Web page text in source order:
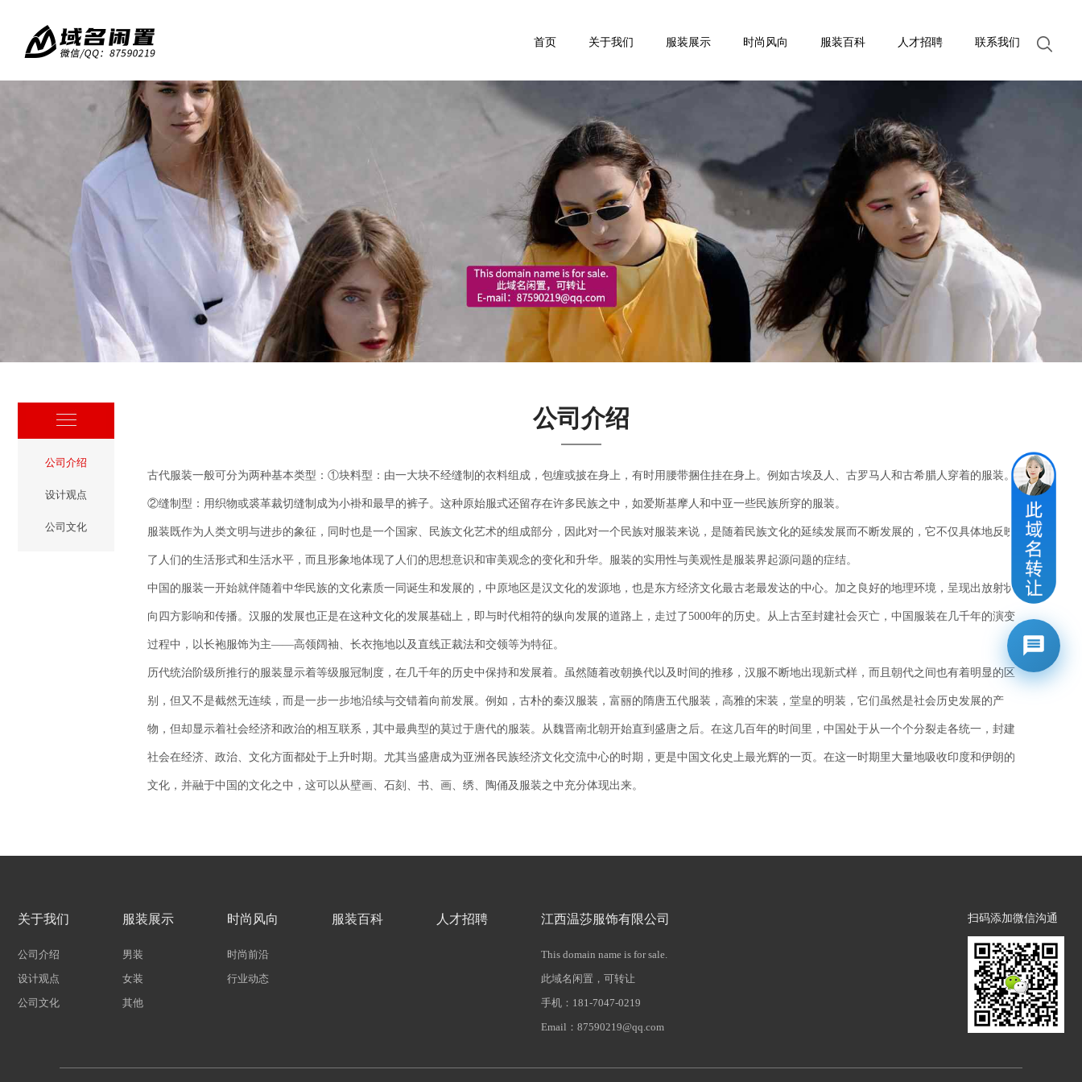
首页 关于我们 服装展示 时尚风向 服装百科 人才招聘 联系我们
公司介绍
设计观点
公司文化
公司介绍
古代服装一般可分为两种基本类型：①块料型：由一大块不经缝制的衣料组成，包缠或披在身上，有时用腰带捆住挂在身上。例如古埃及人、古罗马人和古希腊人穿着的服装。
②缝制型：用织物或裘革裁切缝制成为小褂和最早的裤子。这种原始服式还留存在许多民族之中，如爱斯基摩人和中亚一些民族所穿的服装。
服装既作为人类文明与进步的象征，同时也是一个国家、民族文化艺术的组成部分，因此对一个民族对服装来说，是随着民族文化的延续发展而不断发展的，它不仅具体地反映
了人们的生活形式和生活水平，而且形象地体现了人们的思想意识和审美观念的变化和升华。服装的实用性与美观性是服装界起源问题的症结。
中国的服装一开始就伴随着中华民族的文化素质一同诞生和发展的，中原地区是汉文化的发源地，也是东方经济文化最古老最发达的中心。加之良好的地理环境，呈现出放射状
向四方影响和传播。汉服的发展也正是在这种文化的发展基础上，即与时代相符的纵向发展的道路上，走过了5000年的历史。从上古至封建社会灭亡，中国服装在几千年的演变
过程中，以长袍服饰为主——高领阔袖、长衣拖地以及直线正裁法和交领等为特征。
历代统治阶级所推行的服装显示着等级服冠制度，在几千年的历史中保持和发展着。虽然随着改朝换代以及时间的推移，汉服不断地出现新式样，而且朝代之间也有着明显的区
别，但又不是截然无连续，而是一步一步地沿续与交错着向前发展。例如，古朴的秦汉服装，富丽的隋唐五代服装，高雅的宋装，堂皇的明装，它们虽然是社会历史发展的产
物，但却显示着社会经济和政治的相互联系，其中最典型的莫过于唐代的服装。从魏晋南北朝开始直到盛唐之后。在这几百年的时间里，中国处于从一个个分裂走各统一，封建
社会在经济、政治、文化方面都处于上升时期。尤其当盛唐成为亚洲各民族经济文化交流中心的时期，更是中国文化史上最光辉的一页。在这一时期里大量地吸收印度和伊朗的
文化，并融于中国的文化之中，这可以从壁画、石刻、书、画、绣、陶俑及服装之中充分体现出来。
关于我们
公司介绍
设计观点
公司文化
服装展示
男装
女装
其他
时尚风向
时尚前沿
行业动态
服装百科 人才招聘 江西温莎服饰有限公司
This domain name is for sale.
此域名闲置，可转让
手机：181-7047-0219
Email：87590219@qq.com
扫码添加微信沟通